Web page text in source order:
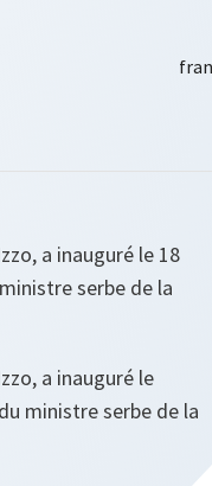
a inauguré le 18
serbe de la
a inauguré le
ministre serbe de la